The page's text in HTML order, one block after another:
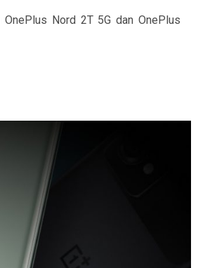
Nord 2T 5G dan OnePlus